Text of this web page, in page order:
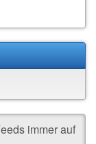
immer auf